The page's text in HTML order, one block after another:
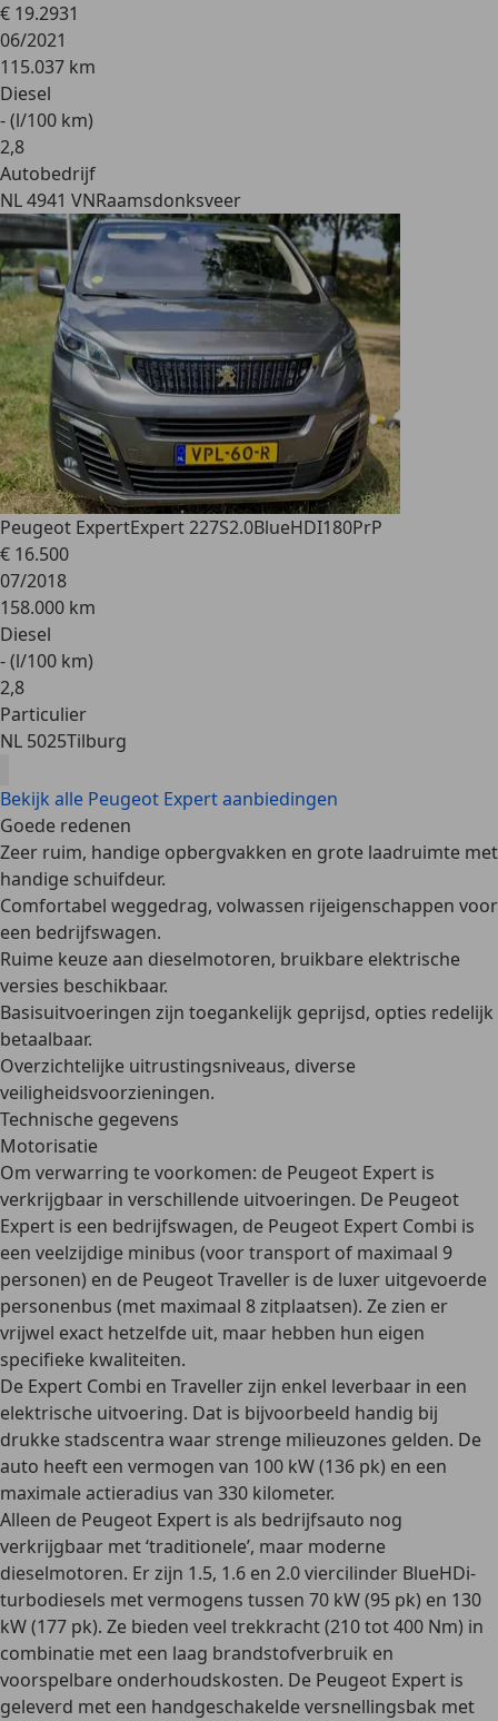
€ 19.2931
06/2021
115.037 km
Diesel
- (l/100 km)
2,8
Autobedrijf
NL 4941 VNRaamsdonksveer
Peugeot ExpertExpert 227S2.0BlueHDI180PrP
€ 16.500
07/2018
158.000 km
Diesel
- (l/100 km)
2,8
Particulier
NL 5025Tilburg
Bekijk alle Peugeot Expert aanbiedingen
Goede redenen
Zeer ruim, handige opbergvakken en grote laadruimte met
handige schuifdeur.
Comfortabel weggedrag, volwassen rijeigenschappen voor
een bedrijfswagen.
Ruime keuze aan dieselmotoren, bruikbare elektrische
versies beschikbaar.
Basisuitvoeringen zijn toegankelijk geprijsd, opties redelijk
betaalbaar.
Overzichtelijke uitrustingsniveaus, diverse
veiligheidsvoorzieningen.
Technische gegevens
Motorisatie
Om verwarring te voorkomen: de Peugeot Expert is
verkrijgbaar in verschillende uitvoeringen. De Peugeot
Expert is een bedrijfswagen, de Peugeot Expert Combi is
een veelzijdige minibus (voor transport of maximaal 9
personen) en de Peugeot Traveller is de luxer uitgevoerde
personenbus (met maximaal 8 zitplaatsen). Ze zien er
vrijwel exact hetzelfde uit, maar hebben hun eigen
specifieke kwaliteiten.
De Expert Combi en Traveller zijn enkel leverbaar in een
elektrische uitvoering. Dat is bijvoorbeeld handig bij
drukke stadscentra waar strenge milieuzones gelden. De
auto heeft een vermogen van 100 kW (136 pk) en een
maximale actieradius van 330 kilometer.
Alleen de Peugeot Expert is als bedrijfsauto nog
verkrijgbaar met ‘traditionele’, maar moderne
dieselmotoren. Er zijn 1.5, 1.6 en 2.0 viercilinder BlueHDi-
turbodiesels met vermogens tussen 70 kW (95 pk) en 130
kW (177 pk). Ze bieden veel trekkracht (210 tot 400 Nm) in
combinatie met een laag brandstofverbruik en
voorspelbare onderhoudskosten. De Peugeot Expert is
geleverd met een handgeschakelde versnellingsbak met